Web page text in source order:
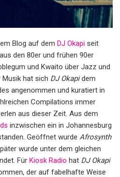
Blog auf dem DJ Okapi seit
den 80er und frühen 90er
und Kwaito über Jazz und
hat sich DJ Okapidem
angenommen und kuratiert in
Compilations immer
aus dieser Zeit. Aus dem
inzwischen ein in Johannesburg
Geöffnet wurde Afrosynth
wurde unter dem gleichen
Für Kiosk Radio hat DJ Okapi
der auf fabelhafte Weise